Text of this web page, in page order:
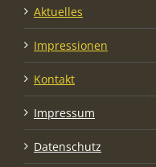
Aktuelles
Impressionen
Kontakt
Impressum
Datenschutz